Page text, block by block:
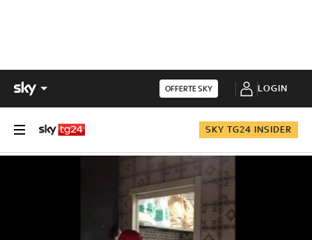
OFFERTE SKY LOGIN
SKY TG24 INSIDER